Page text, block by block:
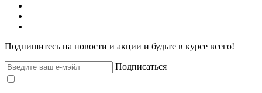
Подпишитесь на новости и акции и будьте в курсе всего!
Подписаться